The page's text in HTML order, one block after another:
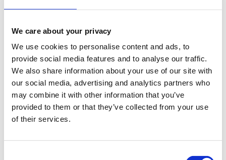
We care about your privacy
We use cookies to personalise content and ads, to
provide social media features and to analyse our traffic.
We also share information about your use of our site with
our social media, advertising and analytics partners who
may combine it with other information that you’ve
provided to them or that they’ve collected from your use
of their services.
Δωρεάν On Line σεμινάριο.
Το σεμινάριο απευθύνεται σε εκπαιδευτικούς Α/θμιας και
Β/θμιας Εκπαίδευσης (Δημόσιας και Ιδιωτικής), οι οποίοι
κουίζ και ερωτηματολογία για εκπαιδευτικούς σκοπούς.
Κατα την διάρκεια του σεμιναρίου οι συμμετέχοντες θα